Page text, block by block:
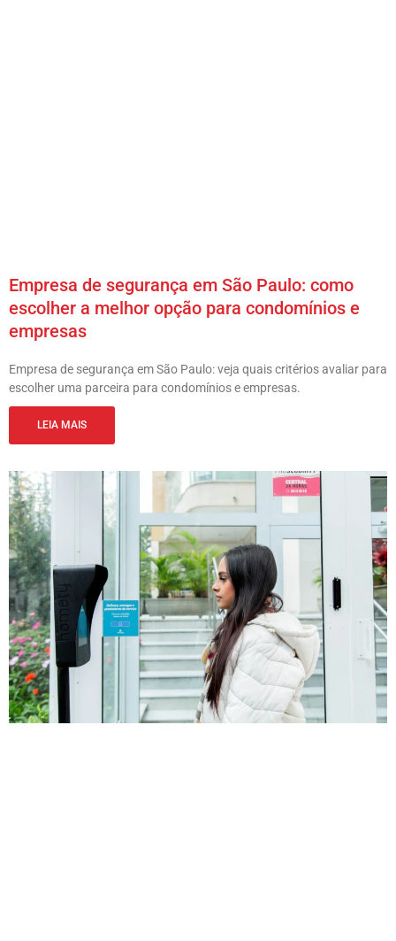
Empresa de segurança em São Paulo: como
escolher a melhor opção para condomínios e
empresas
Empresa de segurança em São Paulo: veja quais critérios avaliar para
escolher uma parceira para condomínios e empresas.
LEIA MAIS